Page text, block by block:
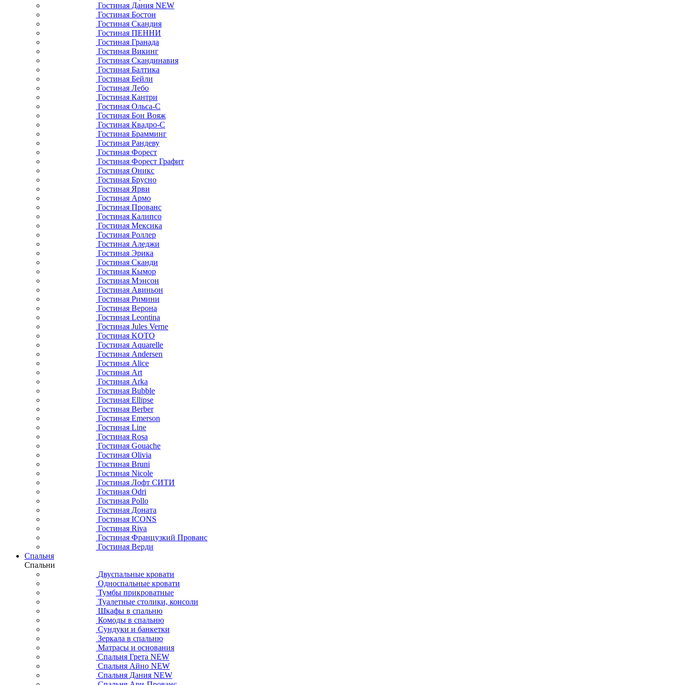
Гостиная Дания NEW
Гостиная Бостон
Гостиная Скандия
Гостиная ПЕННИ
Гостиная Гранада
Гостиная Викинг
Гостиная Скандинавия
Гостиная Балтика
Гостиная Бейли
Гостиная Лебо
Гостиная Кантри
Гостиная Ольса-С
Гостиная Бон Вояж
Гостиная Квадро-С
Гостиная Брамминг
Гостиная Рандеву
Гостиная Форест
Гостиная Форест Графит
Гостиная Оникс
Гостиная Брусно
Гостиная Ярви
Гостиная Армо
Гостиная Прованс
Гостиная Калипсо
Гостиная Мексика
Гостиная Роллер
Гостиная Аледжи
Гостиная Эрика
Гостиная Сканди
Гостиная Кымор
Гостиная Мэнсон
Гостиная Авиньон
Гостиная Римини
Гостиная Верона
Гостиная Leontina
Гостиная Jules Verne
Гостиная KOTO
Гостиная Aquarelle
Гостиная Andersen
Гостиная Alice
Гостиная Art
Гостиная Arka
Гостиная Bubble
Гостиная Ellipse
Гостиная Berber
Гостиная Emerson
Гостиная Line
Гостиная Rosa
Гостиная Gouache
Гостиная Olivia
Гостиная Bruni
Гостиная Nicole
Гостиная Лофт СИТИ
Гостиная Odri
Гостиная Pollo
Гостиная Доната
Гостиная ICONS
Гостиная Riva
Гостиная Французкий Прованс
Гостиная Верди
Спальня
Спальни
Двуспальные кровати
Односпальные кровати
Тумбы прикроватные
Туалетные столики, консоли
Шкафы в спальню
Комоды в спальню
Сундуки и банкетки
Зеркала в спальню
Матрасы и основания
Спальня Грета NEW
Спальня Айно NEW
Спальня Дания NEW